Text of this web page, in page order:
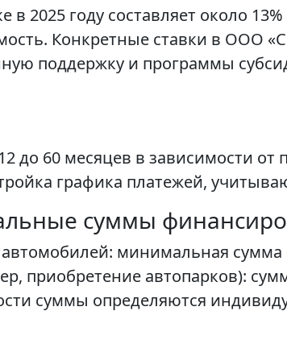
в 2025 году составляет около
Конкретные ставки в ООО
поддержку и программы
до 60 месяцев в зависимости
графика платежей,
суммы
автомобилей: минимальная
приобретение автопарков):
суммы определяются